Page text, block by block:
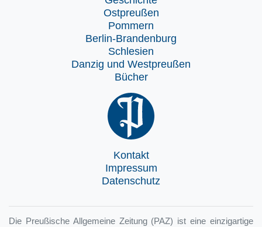
Ostpreußen
Pommern
Berlin-Brandenburg
Schlesien
Danzig und Westpreußen
Bücher
Kontakt
Impressum
Datenschutz
Die Preußische Allgemeine Zeitung (PAZ) ist eine einzigartige